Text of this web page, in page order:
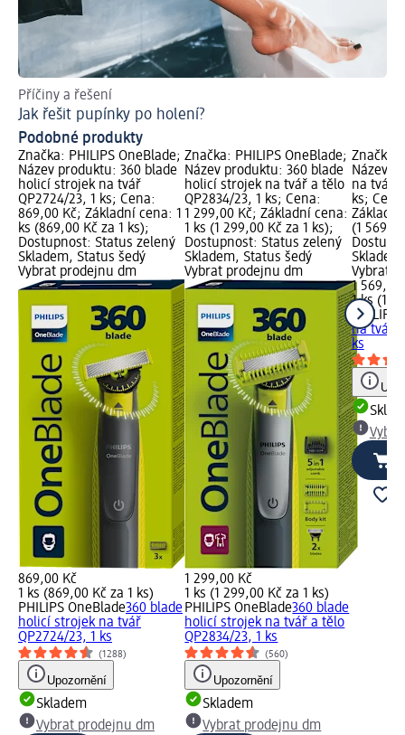
Příčiny a řešení
Jak řešit pupínky po holení?
Podobné produkty
Značka: PHILIPS OneBlade;
Název produktu: 360 blade
holicí strojek na tvář
QP2724/23, 1 ks; Cena:
869,00 Kč; Základní cena: 1
ks (869,00 Kč za 1 ks);
Dostupnost: Status zelený
Skladem, Status šedý
Vybrat prodejnu dm
869,00 Kč
1 ks (869,00 Kč za 1 ks)
PHILIPS OneBlade360 blade
holicí strojek na tvář
QP2724/23, 1 ks
(1288)
Upozornění
Skladem
Vybrat prodejnu dm
Značka: PHILIPS OneBlade;
Název produktu: 360 blade
holicí strojek na tvář a tělo
QP2834/23, 1 ks; Cena:
1 299,00 Kč; Základní cena:
1 ks (1 299,00 Kč za 1 ks);
Dostupnost: Status zelený
Skladem, Status šedý
Vybrat prodejnu dm
1 299,00 Kč
1 ks (1 299,00 Kč za 1 ks)
PHILIPS OneBlade360 blade
holicí strojek na tvář a tělo
QP2834/23, 1 ks
(560)
Upozornění
Skladem
Vybrat prodejnu dm
Značka:
Název
na tvář
ks;
Základní
(1
Vybrat
1 569,00
1 ks (1
na tvář
ks